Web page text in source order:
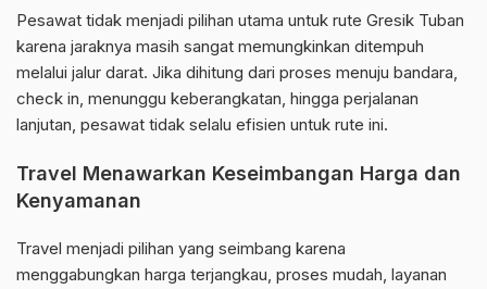
Pesawat tidak menjadi pilihan utama untuk rute Gresik Tuban
karena jaraknya masih sangat memungkinkan ditempuh
melalui jalur darat. Jika dihitung dari proses menuju bandara,
check in, menunggu keberangkatan, hingga perjalanan
lanjutan, pesawat tidak selalu efisien untuk rute ini.
Travel Menawarkan Keseimbangan Harga dan
Kenyamanan
Travel menjadi pilihan yang seimbang karena
menggabungkan harga terjangkau, proses mudah, layanan